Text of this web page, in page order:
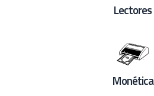
Lectores
Monética